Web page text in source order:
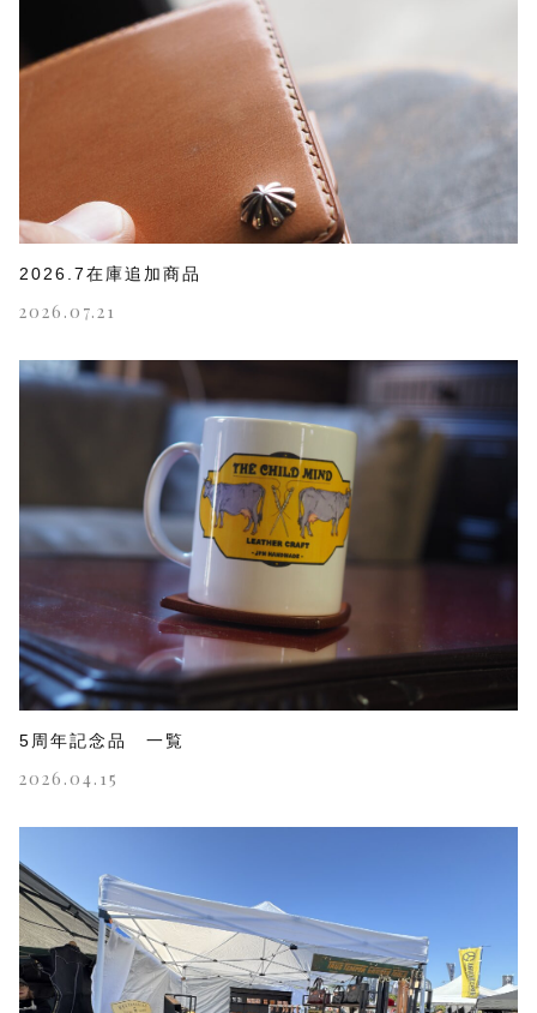
2026.7在庫追加商品
2026.07.21
5周年記念品 一覧
2026.04.15